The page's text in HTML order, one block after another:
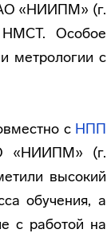
«НИИПМ» (г.
НМСТ. Особое
метрологии с
с НПП
«НИИПМ» (г.
высокий
обучения, а
с работой на